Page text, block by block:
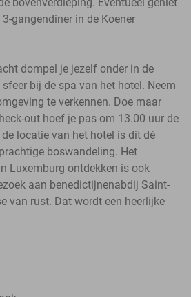
gangendiner in de Koener
dompel je jezelf onder in de
bij de spa van het hotel. Neem
te verkennen. Doe maar
out hoef je pas om 13.00 uur de
locatie van het hotel is dit dé
boswandeling. Het
Luxemburg ontdekken is ook
aan benedictijnenabdij Saint-
van rust. Dat wordt een heerlijke